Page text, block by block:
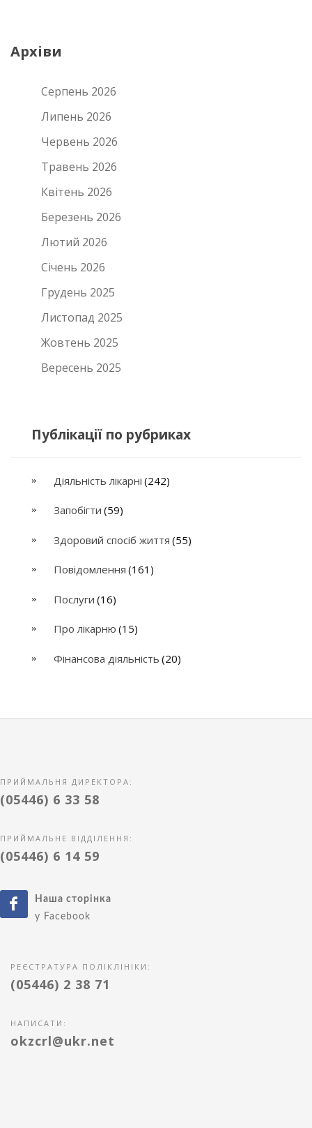
Архіви
Серпень 2026
Липень 2026
Червень 2026
Травень 2026
Квітень 2026
Березень 2026
Лютий 2026
Січень 2026
Грудень 2025
Листопад 2025
Жовтень 2025
Вересень 2025
Публікації по рубриках
Діяльність лікарні (242)
Запобігти (59)
Здоровий спосіб життя (55)
Повідомлення (161)
Послуги (16)
Про лікарню (15)
Фінансова діяльність (20)
ПРИЙМАЛЬНЯ ДИРЕКТОРА:
(05446) 6 33 58
ПРИЙМАЛЬНЕ ВІДДІЛЕННЯ:
(05446) 6 14 59
Наша сторінка
у Facebook
РЕЄСТРАТУРА ПОЛІКЛІНІКИ:
(05446) 2 38 71
НАПИСАТИ:
okzcrl@ukr.net